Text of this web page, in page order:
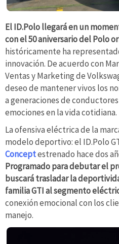
El ID.Polo llegará en un
con el 50 aniversario del Polo
históricamente ha
innovación. De acuerdo con
Ventas y Marketing de
deseo de mantener vivos los
a generaciones de
emociones en la vida cotidiana.
La ofensiva eléctrica de la
modelo deportivo: el ID.Polo
Conceptestrenado hace dos
Programado para debutar el
buscará trasladar la
familia GTI al segmento
conexión emocional con los
manejo.